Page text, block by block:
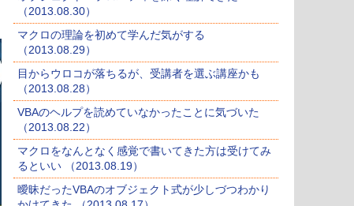
（2013.08.30）
マクロの理論を初めて学んだ気がする
（2013.08.29）
目からウロコが落ちるが、受講者を選ぶ講座かも
（2013.08.28）
VBAのヘルプを読めていなかったことに気づいた
（2013.08.22）
マクロをなんとなく感覚で書いてきた方は受けてみ
るといい （2013.08.19）
曖昧だったVBAのオブジェクト式が少しづつわかり